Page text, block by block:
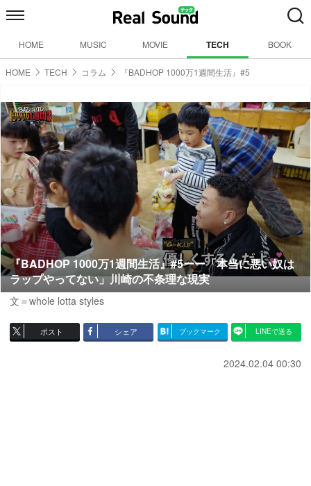
HOME MUSIC MOVIE TECH BOOK
HOME TECH コラム 『BADHOP 1000万1週間生活』#5
『BADHOP 1000万1週間生活』#5ーー「本当に悪い奴は
ラップやってない」川崎の不条理な現実
文＝whole lotta styles
ポスト シェア ブックマーク LINEで送る
2024.02.04 00:30